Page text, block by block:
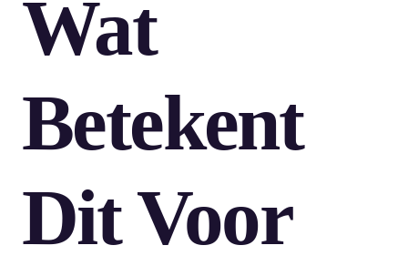
Wat
Betekent
Dit Voor